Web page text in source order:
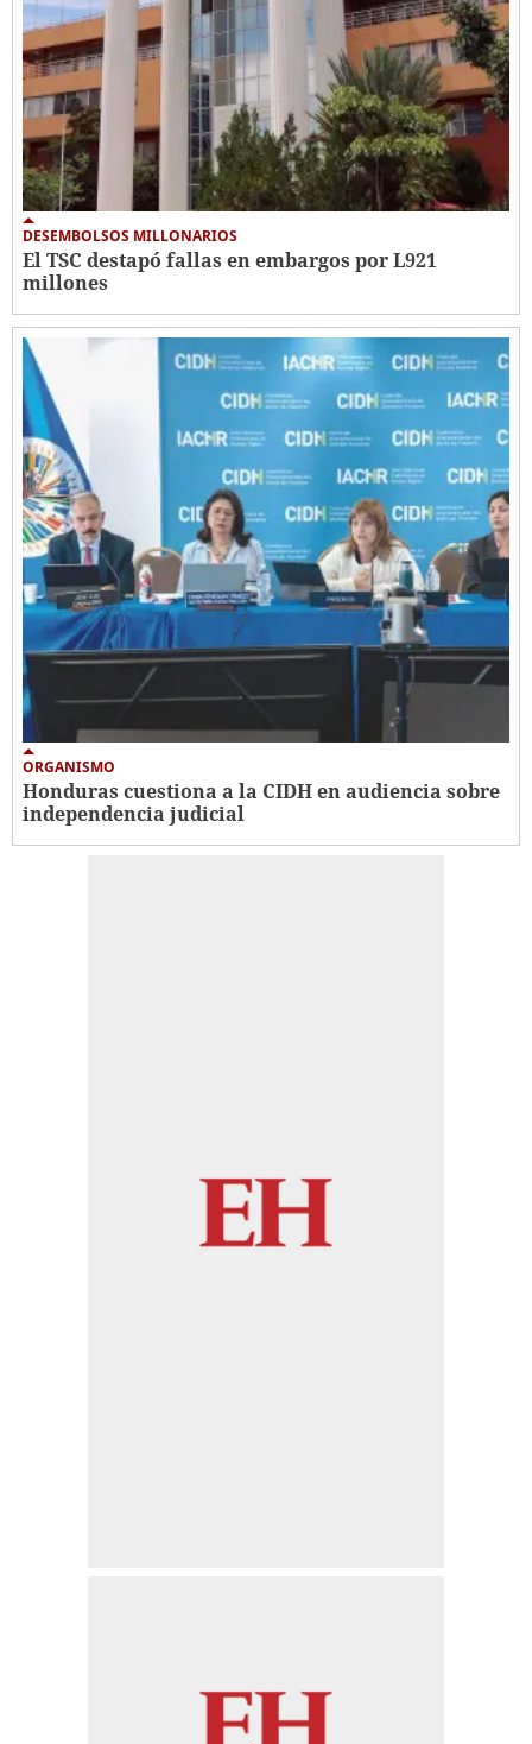
DESEMBOLSOS MILLONARIOS
El TSC destapó fallas en embargos por L921
millones
ORGANISMO
Honduras cuestiona a la CIDH en audiencia sobre
independencia judicial